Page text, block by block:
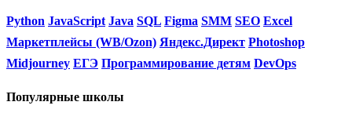
Python JavaScript Java SQL Figma SMM SEO Excel
Маркетплейсы (WB/Ozon) Яндекс.Директ Photoshop
Midjourney ЕГЭ Программирование детям DevOps
Популярные школы